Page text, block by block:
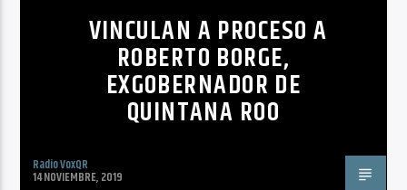
VINCULAN A PROCESO A
ROBERTO BORGE,
EXGOBERNADOR DE
QUINTANA ROO
Radio VoxQR
14 NOVIEMBRE, 2019